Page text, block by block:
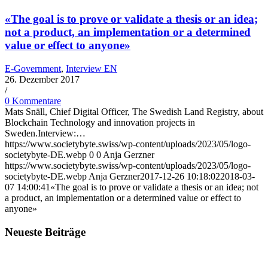
«The goal is to prove or validate a thesis or an idea;
not a product, an implementation or a determined
value or effect to anyone»
E-Government, Interview EN
26. Dezember 2017
/
0 Kommentare
Mats Snäll, Chief Digital Officer, The Swedish Land Registry, about
Blockchain Technology and innovation projects in
Sweden.Interview:…
https://www.societybyte.swiss/wp-content/uploads/2023/05/logo-
societybyte-DE.webp 0 0 Anja Gerzner
https://www.societybyte.swiss/wp-content/uploads/2023/05/logo-
societybyte-DE.webp Anja Gerzner2017-12-26 10:18:022018-03-
07 14:00:41 «The goal is to prove or validate a thesis or an idea; not
a product, an implementation or a determined value or effect to
anyone»
Neueste Beiträge